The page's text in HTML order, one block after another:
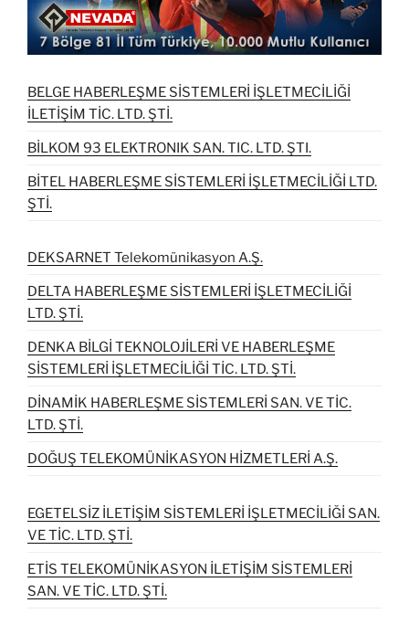
BELGE HABERLEŞME SİSTEMLERİ İŞLETMECİLİĞİ
İLETİŞİM TİC. LTD. ŞTİ.
BİLKOM 93 ELEKTRONIK SAN. TIC. LTD. ŞTI.
BİTEL HABERLEŞME SİSTEMLERİ İŞLETMECİLİĞİ LTD.
ŞTİ.
DEKSARNET Telekomünikasyon A.Ş.
DELTA HABERLEŞME SİSTEMLERİ İŞLETMECİLİĞİ
LTD. ŞTİ.
DENKA BİLGİ TEKNOLOJİLERİ VE HABERLEŞME
SİSTEMLERİ İŞLETMECİLİĞİ TİC. LTD. ŞTİ.
DİNAMİK HABERLEŞME SİSTEMLERİ SAN. VE TİC.
LTD. ŞTİ.
DOĞUŞ TELEKOMÜNİKASYON HİZMETLERİ A.Ş.
EGETELSİZ İLETİŞİM SİSTEMLERİ İŞLETMECİLİĞİ SAN.
VE TİC. LTD. ŞTİ.
ETİS TELEKOMÜNİKASYON İLETİŞİM SİSTEMLERİ
SAN. VE TİC. LTD. ŞTİ.